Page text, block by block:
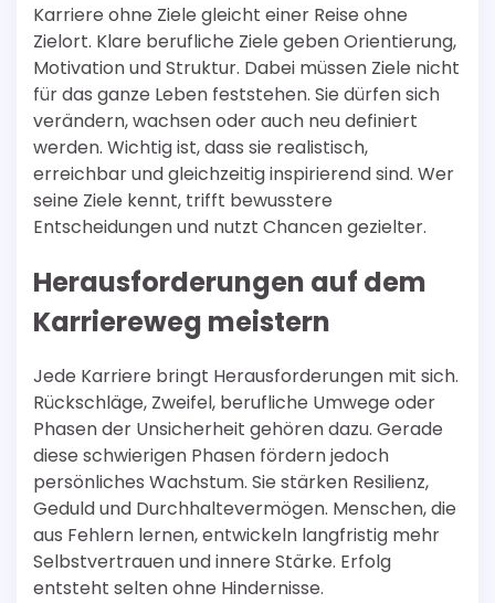
Karriere ohne Ziele gleicht einer Reise ohne
Zielort. Klare berufliche Ziele geben Orientierung,
Motivation und Struktur. Dabei müssen Ziele nicht
für das ganze Leben feststehen. Sie dürfen sich
verändern, wachsen oder auch neu definiert
werden. Wichtig ist, dass sie realistisch,
erreichbar und gleichzeitig inspirierend sind. Wer
seine Ziele kennt, trifft bewusstere
Entscheidungen und nutzt Chancen gezielter.
Herausforderungen auf dem
Karriereweg meistern
Jede Karriere bringt Herausforderungen mit sich.
Rückschläge, Zweifel, berufliche Umwege oder
Phasen der Unsicherheit gehören dazu. Gerade
diese schwierigen Phasen fördern jedoch
persönliches Wachstum. Sie stärken Resilienz,
Geduld und Durchhaltevermögen. Menschen, die
aus Fehlern lernen, entwickeln langfristig mehr
Selbstvertrauen und innere Stärke. Erfolg
entsteht selten ohne Hindernisse.